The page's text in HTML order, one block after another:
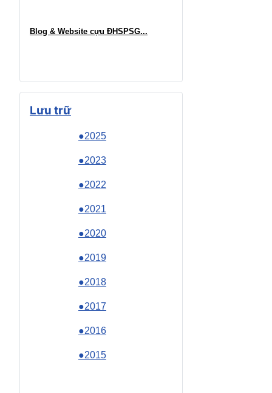
Blog & Website cựu ĐHSPSG...
Lưu trữ
●2025
●2023
●2022
●2021
●2020
●2019
●2018
●2017
●2016
●2015